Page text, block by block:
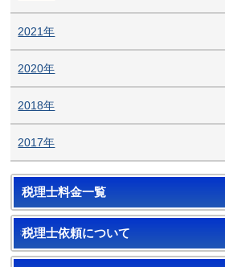
2021年
2020年
2018年
2017年
税理士料金一覧
税理士依頼について